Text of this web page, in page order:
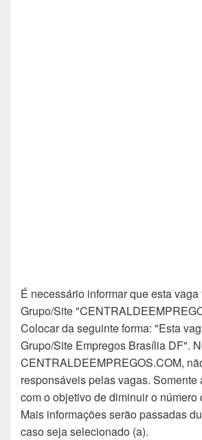
É necessário informar que esta
Grupo/Site
Colocar da seguinte forma: "Esta
Grupo/Site Empregos Brasília DF".
CENTRALDEEMPREGOS.COM,
responsáveis pelas vagas. Somente
com o objetivo de diminuir o número
Mais informações serão passadas
caso seja selecionado (a).